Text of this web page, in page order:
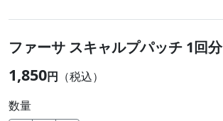
ファーサ スキャルプパッチ 1回分
1,850円 （税込）
数量